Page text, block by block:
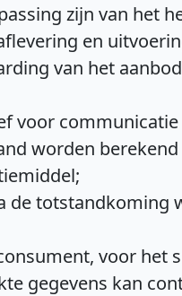
zijn van het
en
van het
voor
worden
de totstandkoming
voor het
gegevens kan